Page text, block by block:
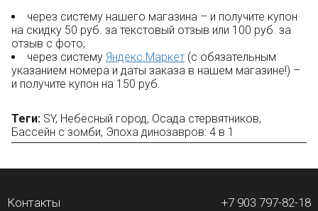
через систему нашего магазина – и получите купон
на скидку 50 руб. за текстовый отзыв или 100 руб. за
отзыв с фото;
через систему Яндекс.Маркет (с обязательным
указанием номера и даты заказа в нашем магазине!) –
и получите купон на 150 руб.
Теги: SY, Небесный город, Осада стервятников,
Бассейн с зомби, Эпоха динозавров: 4 в 1
Контакты
+7 903 797-82-18